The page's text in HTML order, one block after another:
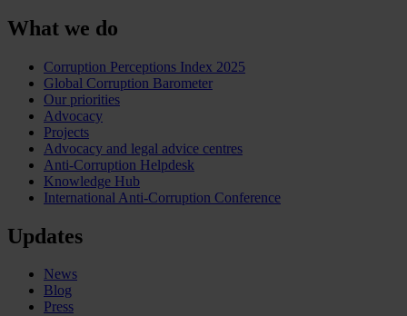
What we do
Corruption Perceptions Index 2025
Global Corruption Barometer
Our priorities
Advocacy
Projects
Advocacy and legal advice centres
Anti-Corruption Helpdesk
Knowledge Hub
International Anti-Corruption Conference
Updates
News
Blog
Press